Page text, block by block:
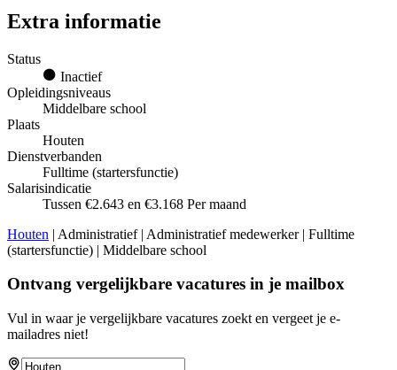
Extra informatie
Status
Inactief
Opleidingsniveaus
Middelbare school
Plaats
Houten
Dienstverbanden
Fulltime (startersfunctie)
Salarisindicatie
Tussen €2.643 en €3.168 Per maand
Houten | Administratief | Administratief medewerker | Fulltime
(startersfunctie) | Middelbare school
Ontvang vergelijkbare vacatures in je mailbox
Vul in waar je vergelijkbare vacatures zoekt en vergeet je e-
mailadres niet!